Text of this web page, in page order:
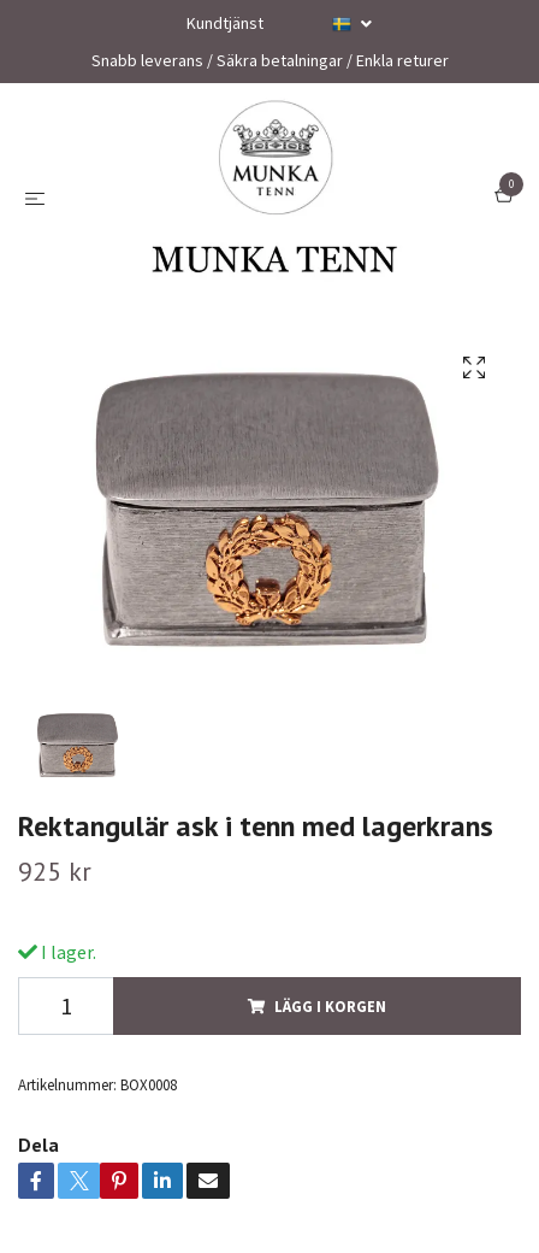
Kundtjänst
Snabb leverans / Säkra betalningar / Enkla returer
0
Rektangulär ask i tenn med lagerkrans
925 kr
I lager.
LÄGG I KORGEN
Artikelnummer: BOX0008
Dela